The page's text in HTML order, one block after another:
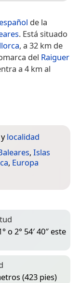
español de la
. Está situado
, a 32 km de
del Raiguer
a 4 km al
ylocalidad
, Islas
, Europa
o 2° 54′ 40″ este
(423 pies)